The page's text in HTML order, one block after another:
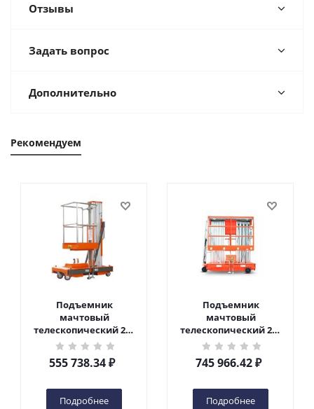
Отзывы
Задать вопрос
Дополнительно
Рекомендуем
Подъемник
мачтовый
телескопический 200
кг 6 м TOR GTWY6-200S
DC 2-мачтовый
(автономный) (G) в
555 738.34₽
Подробнее
Подъемник
мачтовый
телескопический 200
кг 10 м TOR GTWY10-
200S DC 2-мачтовый
(автономный) (N) в
745 966.42₽
Подробнее